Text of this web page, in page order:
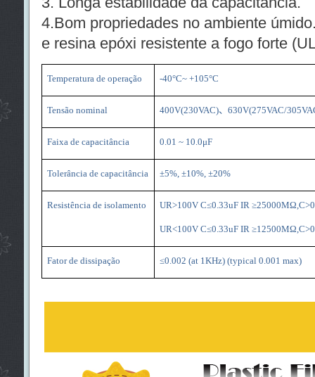
4.Bom propriedades no ambiente
e resina epóxi resistente a fogo forte
Temperatura de operação -40°C~ +105°C
Tensão nominal 400V(230VAC)、 630V(275VAC/
Faixa de capacitância 0.01 ~ 10.0μF
Tolerância de capacitância ±5%, ±10%, ±20%
Resistência de isolamento UR>100V C≤0.33uF IR
UR<100V C≤0.33uF IR
Fator de dissipação ≤0.002 (at 1KHz) (typical 0.001 max)